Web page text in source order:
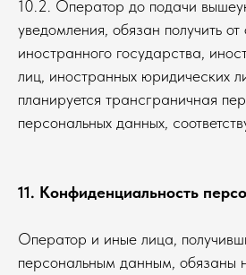
10.2. Оператор до подачи
уведомления, обязан получить
иностранного государства,
лиц, иностранных юридических
планируется трансграничная
персональных данных,
11. Конфиденциальность
Оператор и иные лица,
персональным данным, обязаны